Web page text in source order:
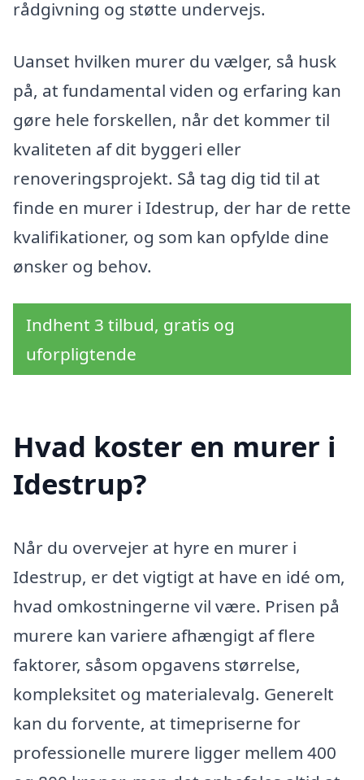
rådgivning og støtte undervejs.
Uanset hvilken murer du vælger, så husk
på, at fundamental viden og erfaring kan
gøre hele forskellen, når det kommer til
kvaliteten af dit byggeri eller
renoveringsprojekt. Så tag dig tid til at
finde en murer i Idestrup, der har de rette
kvalifikationer, og som kan opfylde dine
ønsker og behov.
Indhent 3 tilbud, gratis og
uforpligtende
Hvad koster en murer i
Idestrup?
Når du overvejer at hyre en murer i
Idestrup, er det vigtigt at have en idé om,
hvad omkostningerne vil være. Prisen på
murere kan variere afhængigt af flere
faktorer, såsom opgavens størrelse,
kompleksitet og materialevalg. Generelt
kan du forvente, at timepriserne for
professionelle murere ligger mellem 400